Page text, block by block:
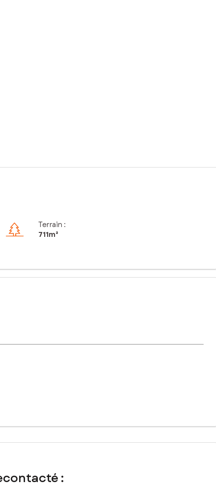
Terrain :
711m²
au RSAC de CASTRES sous le numéro 824 659 072
: